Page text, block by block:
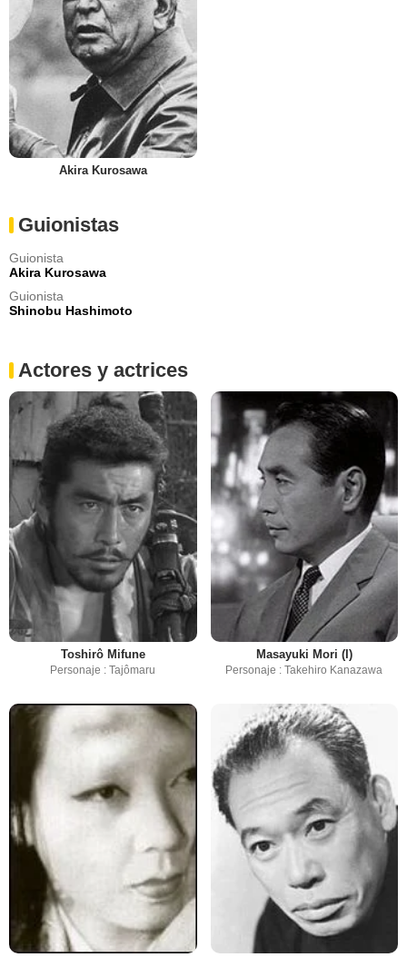
Akira Kurosawa
Guionistas
Guionista
Akira Kurosawa
Guionista
Shinobu Hashimoto
Actores y actrices
Toshirô Mifune
Personaje : Tajômaru
Masayuki Mori (I)
Personaje : Takehiro Kanazawa